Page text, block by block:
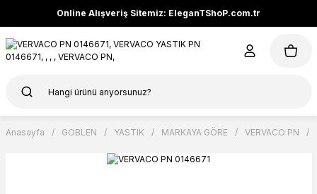
Online Alışveriş Sitemiz: EleganTShoP.com.tr
Anasayfa GOBLEN YASTIK MARKAYA GÖRE VERVACO PN